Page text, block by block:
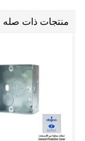
منتجات ذات صله